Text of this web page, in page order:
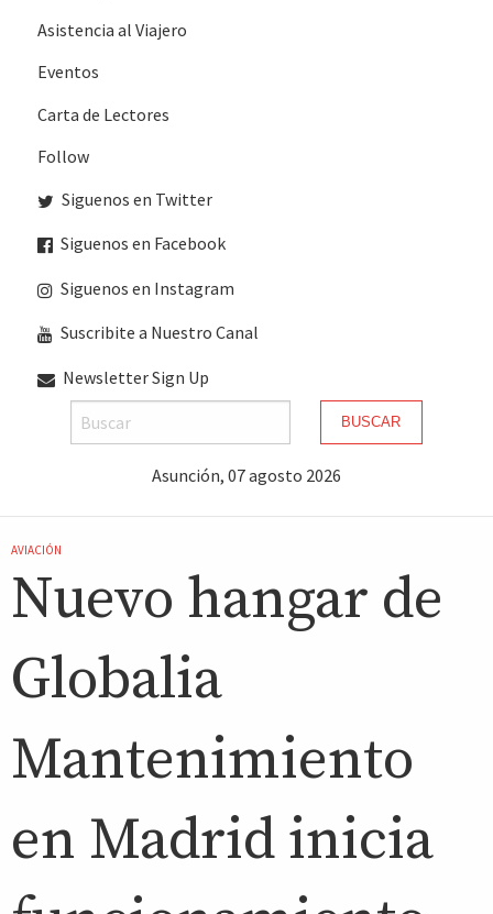
Asistencia al Viajero
Eventos
Carta de Lectores
Follow
Siguenos en Twitter
Siguenos en Facebook
Siguenos en Instagram
Suscribite a Nuestro Canal
Newsletter Sign Up
BUSCAR
Asunción, 07 agosto 2026
AVIACIÓN
Nuevo hangar de
Globalia
Mantenimiento
en Madrid inicia